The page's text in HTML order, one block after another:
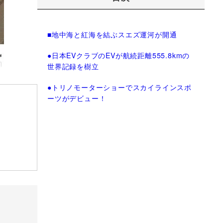
■地中海と紅海を結ぶスエズ運河が開通
●日本EVクラブのEVが航続距離555.8kmの
世界記録を樹立
●トリノモーターショーでスカイラインスポ
ーツがデビュー！